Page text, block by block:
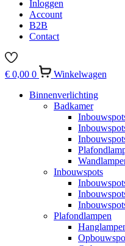
Inloggen
Account
B2B
Contact
€ 0,00 0
Winkelwagen
Binnenverlichting
Badkamer
Inbouwspots
Plafondlampen